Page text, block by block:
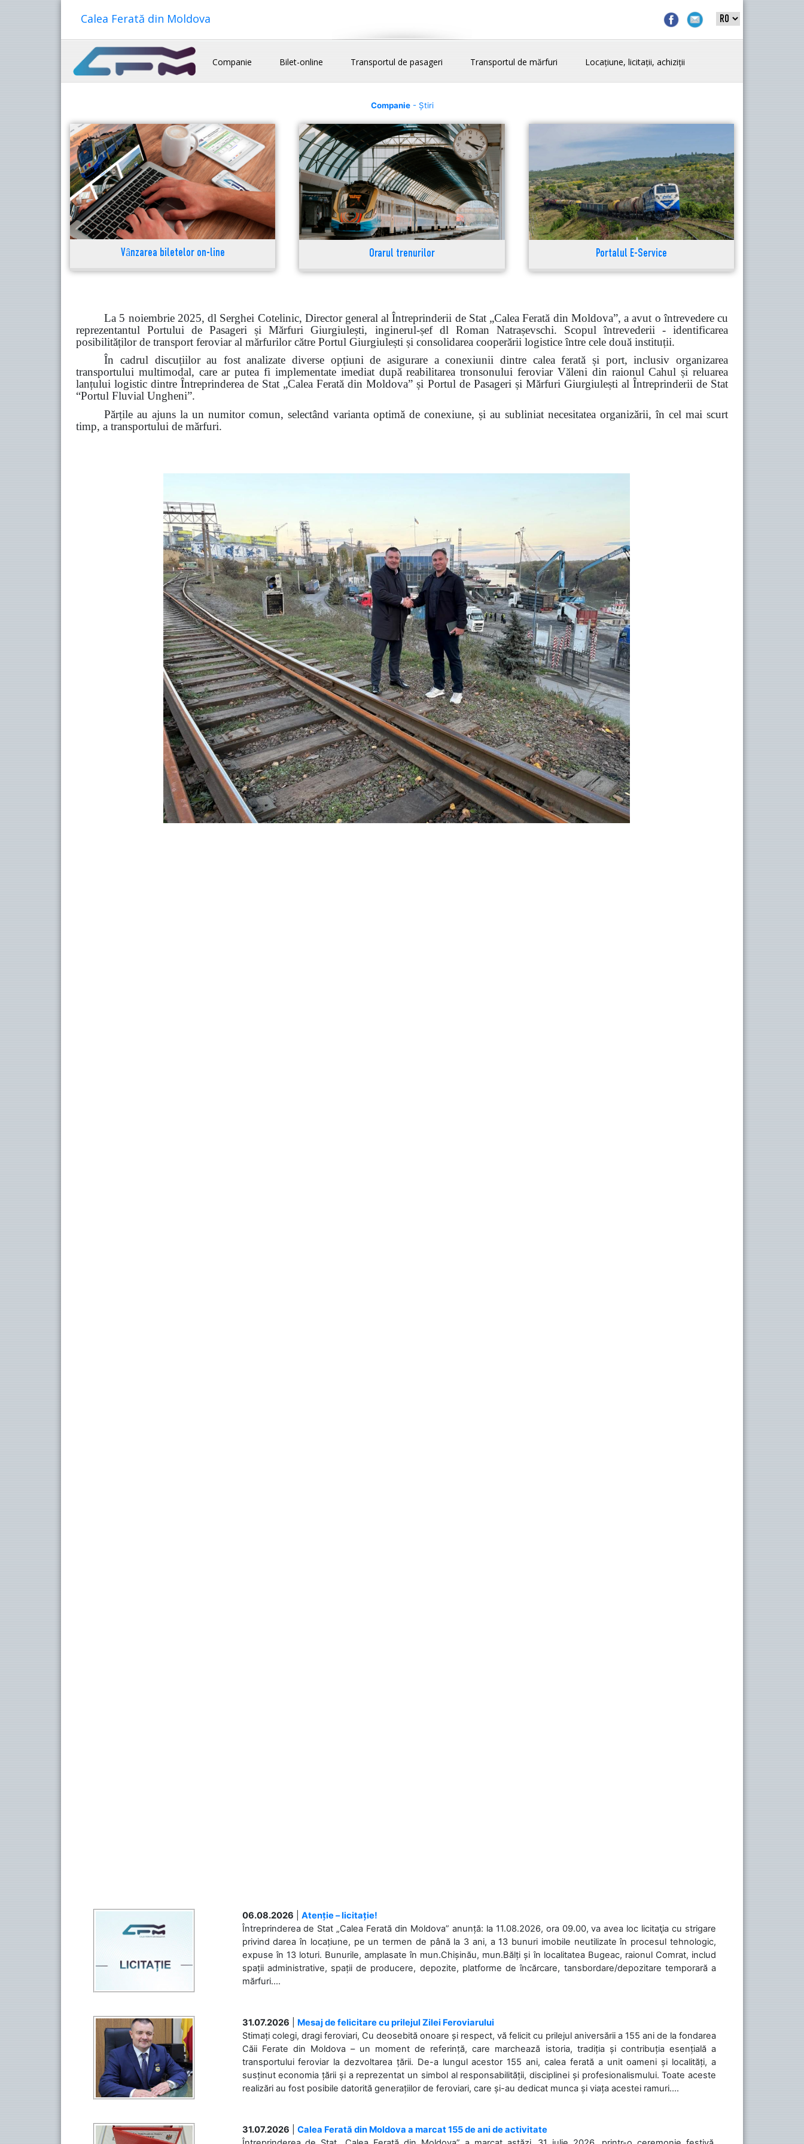
Calea Ferată din Moldova
Companie Bilet-online Transportul de pasageri Transportul de mărfuri Locațiune, licitații, achiziții
Companie- Știri
Vânzarea biletelor on-line Orarul trenurilor Portalul E-Service
La 5 noiembrie 2025, dl Serghei Cotelinic, Director general al Întreprinderii de Stat „Calea Ferată din Moldova”, a avut o întrevedere cu
reprezentantul Portuluide Pasageri și MărfuriGiurgiulești, inginerul-șef dl Roman Natrașevschi. Scopul întrevederii - identificarea
posibilităților de transport feroviar al mărfurilor către Portul Giurgiulești și consolidarea cooperării logistice între cele două instituții.
În cadrul discuțiilor au fost analizate diverse opțiuni de asigurare a conexiunii dintre calea ferată și port, inclusiv organizarea
transportului multimodal, care ar putea fi implementate imediat după reabilitarea tronsonului feroviar Văleni din raionul Cahul și reluarea
lanțului logistic dintre Întreprinderea de Stat „Calea Ferată din Moldova” și Portul de Pasageri și Mărfuri Giurgiulești al Întreprinderii de Stat
“Portul Fluvial Ungheni”.
Părțile au ajuns la un numitor comun, selectând varianta optimă de conexiune, și au subliniat necesitatea organizării, în cel mai scurt
timp, a transportului de mărfuri.
06.08.2026
Atenție – licitație!
Întreprinderea de Stat „Calea Ferată din Moldova” anunță: la 11.08.2026, ora 09.00, va avea loc licitaţia cu strigare
privind darea în locațiune, pe un termen de până la 3 ani, a 13 bunuri imobile neutilizate în procesul tehnologic,
expuse în 13 loturi. Bunurile, amplasate în mun.Chișinău, mun.Bălți și în localitatea Bugeac, raionul Comrat, includ
spații administrative, spații de producere, depozite, platforme de încărcare, tansbordare/depozitare temporară a
mărfuri....
31.07.2026
Mesaj de felicitare cu prilejul Zilei Feroviarului
Stimați colegi, dragi feroviari, Cu deosebită onoare și respect, vă felicit cu prilejul aniversării a 155 ani de la fondarea
Căii Ferate din Moldova – un moment de referință, care marchează istoria, tradiția și contribuția esențială a
transportului feroviar la dezvoltarea țării. De-a lungul acestor 155 ani, calea ferată a unit oameni și localități, a
susținut economia țării și a reprezentat un simbol al responsabilității, disciplinei și profesionalismului. Toate aceste
realizări au fost posibile datorită generațiilor de feroviari, care și-au dedicat munca și viața acestei ramuri....
31.07.2026
Calea Ferată din Moldova a marcat 155 de ani de activitate